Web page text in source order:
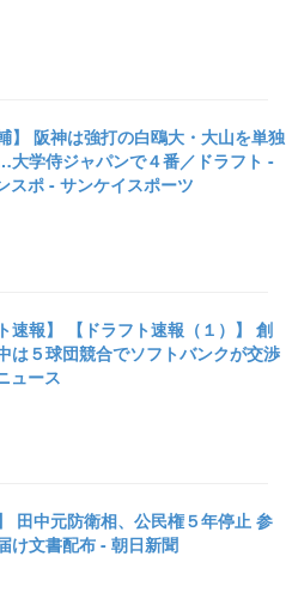
】 阪神は強打の白鴎大・大山を単独
大学侍ジャパンで４番／ドラフト -
スポ - サンケイスポーツ
速報】 【ドラフト速報（１）】 創
は５球団競合でソフトバンクが交渉
ュース
田中元防衛相、公民権５年停止 参
け文書配布 - 朝日新聞